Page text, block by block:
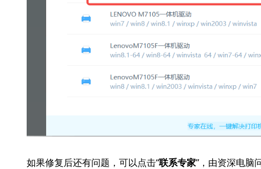
如果修复后还有问题，可以点击“联系专家”，由资深电脑